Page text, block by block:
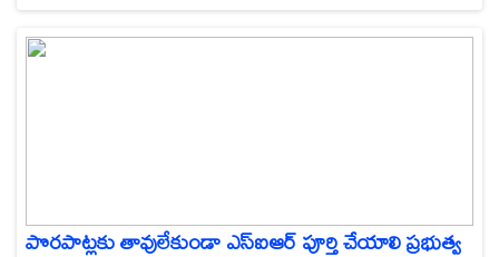
పొరపాట్లకు తావులేకుండా ఎస్‌ఐఆర్ పూర్తి చేయాలి ప్రభుత్వ